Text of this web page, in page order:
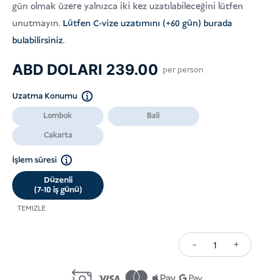
gün olmak üzere yalnızca iki kez uzatılabileceğini lütfen
unutmayın. Lütfen C-vize uzatımını (+60 gün) burada
bulabilirsiniz.
ABD DOLARI 239.00 per person
Uzatma Konumu
Lombok
Bali
Cakarta
İşlem süresi
Düzenli
(7-10 iş günü)
TEMIZLE
-
C12
+